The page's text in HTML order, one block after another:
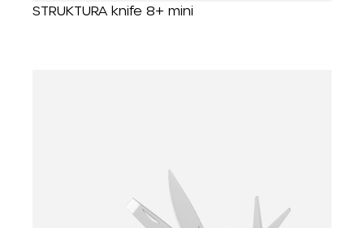
STRUKTURA knife 8+ mini